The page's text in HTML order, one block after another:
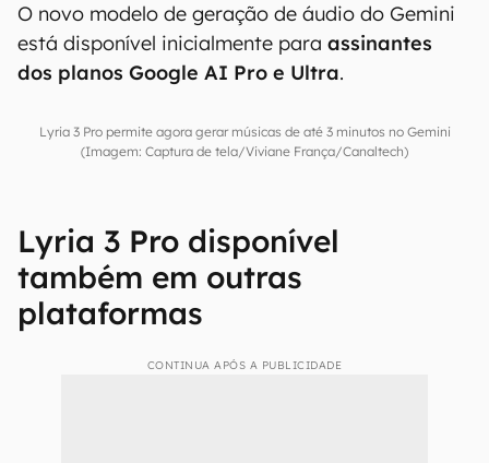
O novo modelo de geração de áudio do Gemini
está disponível inicialmente para assinantes
dos planos Google AI Pro e Ultra.
Lyria 3 Pro permite agora gerar músicas de até 3 minutos no Gemini
(Imagem: Captura de tela/Viviane França/Canaltech)
Lyria 3 Pro disponível
também em outras
plataformas
CONTINUA APÓS A PUBLICIDADE